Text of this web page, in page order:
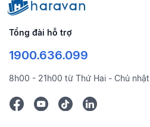
Tổng đài hỗ trợ
1900.636.099
8h00 - 21h00 từ Thứ Hai - Chủ nhật